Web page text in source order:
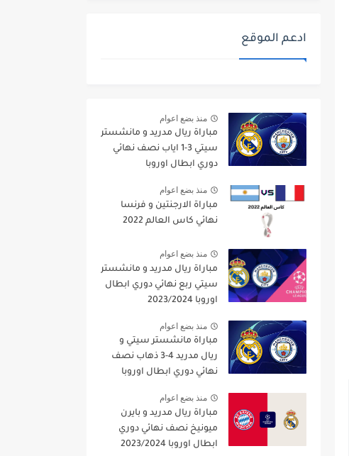
ادعم الموقع
منذ بضع اعوام
مباراة ريال مدريد و مانشستر
سيتي 3-1 اياب نصف نهائي
دوري ابطال اوروبا
منذ بضع اعوام
مباراة الارجنتين و فرنسا
نهائي كاس العالم 2022
منذ بضع اعوام
مباراة ريال مدريد و مانشستر
سيتي ربع نهائي دوري ابطال
اوروبا 2023/2024
منذ بضع اعوام
مباراة مانشستر سيتي و
ريال مدريد 4-3 ذهاب نصف
نهائي دوري ابطال اوروبا
منذ بضع اعوام
مباراة ريال مدريد و بايرن
ميونيخ نصف نهائي دوري
ابطال اوروبا 2023/2024